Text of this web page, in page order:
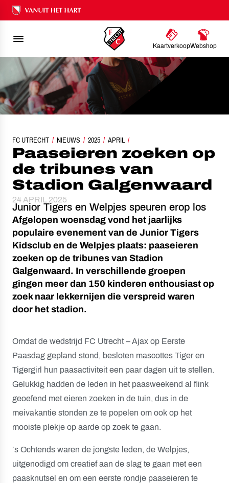
Ons nalatenschap
KaartverkoopWebshop
FC UTRECHT NIEUWS 2025 APRIL
PAASEIEREN ZOEKEN OP DE TRIBUNES VAN STADION
Paaseieren zoeken op
de tribunes van
Stadion Galgenwaard
24 APRIL 2025
Junior Tigers en Welpjes speuren erop los
Afgelopen woensdag vond het jaarlijks
populaire evenement van de Junior Tigers
Kidsclub en de Welpjes plaats: paaseieren
zoeken op de tribunes van Stadion
Galgenwaard. In verschillende groepen
gingen meer dan 150 kinderen enthousiast op
zoek naar lekkernijen die verspreid waren
door het stadion.
Omdat de wedstrijd FC Utrecht – Ajax op Eerste
Paasdag gepland stond, besloten mascottes Tiger en
Tigergirl hun paasactiviteit een paar dagen uit te stellen.
Gelukkig hadden de leden in het paasweekend al flink
geoefend met eieren zoeken in de tuin, dus in de
meivakantie stonden ze te popelen om ook op het
mooiste plekje op aarde op zoek te gaan.
’s Ochtends waren de jongste leden, de Welpjes,
uitgenodigd om creatief aan de slag te gaan met een
paasknutsel en om een eerste rondje paaseieren te